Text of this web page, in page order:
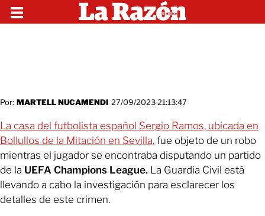
Por: MARTELL NUCAMENDI 27/09/2023 21:13:47
La casa del futbolista español Sergio Ramos, ubicada en
Bollullos de la Mitación en Sevilla, fue objeto de un robo
mientras el jugador se encontraba disputando un partido
de la UEFA Champions League. La Guardia Civil está
llevando a cabo la investigación para esclarecer los
detalles de este crimen.